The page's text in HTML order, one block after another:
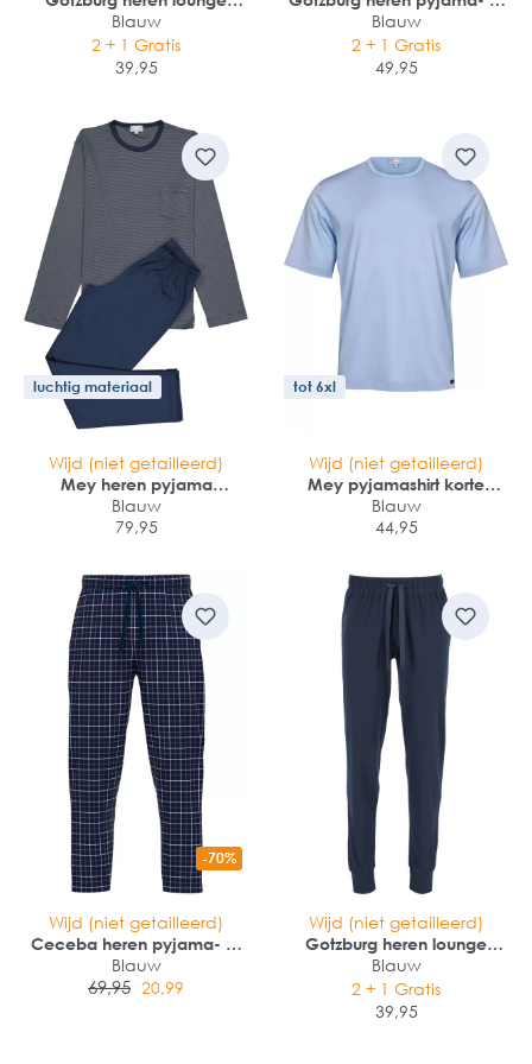
broek kort (dun)
Blauw
2 + 1 Gratis
39,95
loungebroek
Blauw
2 + 1 Gratis
49,95
luchtig materiaal
Wijd (niet getailleerd)
Mey heren pyjama
Bennison
Blauw
79,95
tot 6xl
Wijd (niet getailleerd)
Mey pyjamashirt korte
mouw
Blauw
44,95
-70%
Wijd (niet getailleerd)
Ceceba heren pyjama- of
loungebroek
Blauw
69,95 20,99
Wijd (niet getailleerd)
Gotzburg heren lounge
broek (dun)
Blauw
2 + 1 Gratis
39,95